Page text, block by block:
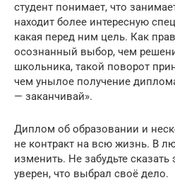
студент понимает, что
находит более интересную
какая перед ним цель. Как
осознанный выбор, чем
школьника, такой поворот
чем унылое получение
— заканчивай».
Диплом об образовании и
не контракт на всю жизнь. В
изменить. Не забудьте
уверен, что выбрал своё дело.